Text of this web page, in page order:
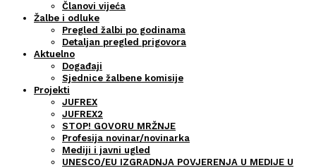
Članovi vijeća
Žalbe i odluke
Pregled žalbi po godinama
Detaljan pregled prigovora
Aktuelno
Događaji
Sjednice žalbene komisije
Projekti
JUFREX
JUFREX2
STOP! GOVORU MRŽNJE
Profesija novinar/novinarka
Mediji i javni ugled
UNESCO/EU IZGRADNJA POVJERENJA U MEDIJE U